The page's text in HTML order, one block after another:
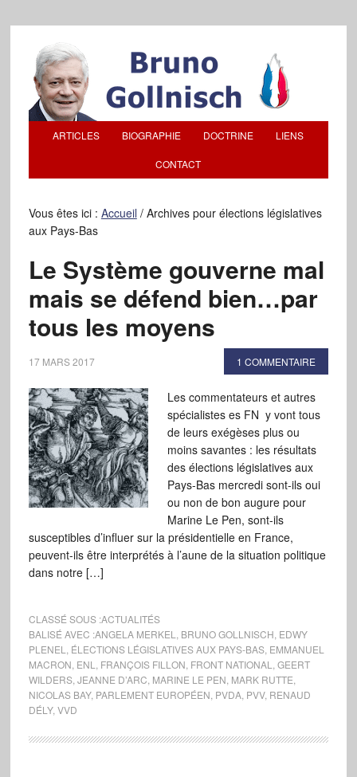
ARTICLES BIOGRAPHIE DOCTRINE LIENS
CONTACT
Vous êtes ici : Accueil /Archives pour élections législatives
aux Pays-Bas
Le Système gouverne mal
mais se défend bien…par
tous les moyens
17 MARS 2017 1 COMMENTAIRE
Les commentateurs et autres
spécialistes es FN y vont tous
de leurs exégèses plus ou
moins savantes : les résultats
des élections législatives aux
Pays-Bas mercredi sont-ils oui
ou non de bon augure pour
Marine Le Pen, sont-ils
susceptibles d’influer sur la présidentielle en France,
peuvent-ils être interprétés à l’aune de la situation politique
dans notre […]
CLASSÉ SOUS :ACTUALITÉS
BALISÉ AVEC :ANGELA MERKEL BRUNO GOLLNISCH EDWY
PLENEL
ÉLECTIONS LÉGISLATIVES AUX PAYS-BAS, EMMANUEL
MACRON ENL FRANÇOIS FILLON FRONT NATIONAL
GEERT
WILDERS, JEANNE D’ARC MARINE LE PEN MARK RUTTE
NICOLAS BAY, PARLEMENT EUROPÉEN PVDA, PVV, RENAUD
DÉLY, VVD